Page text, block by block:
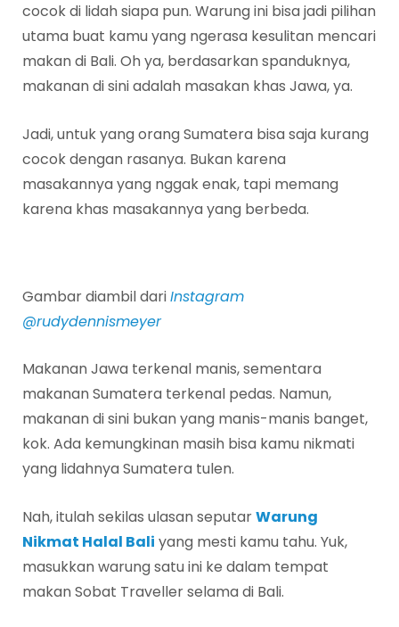
cocok di lidah siapa pun. Warung ini bisa jadi pilihan
utama buat kamu yang ngerasa kesulitan mencari
makan di Bali. Oh ya, berdasarkan spanduknya,
makanan di sini adalah masakan khas Jawa, ya.
Jadi, untuk yang orang Sumatera bisa saja kurang
cocok dengan rasanya. Bukan karena
masakannya yang nggak enak, tapi memang
karena khas masakannya yang berbeda.
Gambar diambil dariInstagram
@rudydennismeyer
Makanan Jawa terkenal manis, sementara
makanan Sumatera terkenal pedas. Namun,
makanan di sini bukan yang manis-manis banget,
kok. Ada kemungkinan masih bisa kamu nikmati
yang lidahnya Sumatera tulen.
Nah, itulah sekilas ulasan seputarWarung
Nikmat Halal Bali yang mesti kamu tahu. Yuk,
masukkan warung satu ini ke dalam tempat
makan Sobat Traveller selama di Bali.